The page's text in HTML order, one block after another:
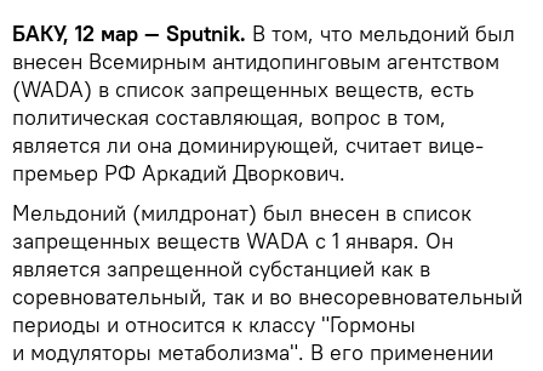
БАКУ, 12 мар — Sputnik. В том, что мельдоний был
внесен Всемирным антидопинговым агентством
(WADA) в список запрещенных веществ, есть
политическая составляющая, вопрос в том,
является ли она доминирующей, считает вице-
премьер РФ Аркадий Дворкович.
Мельдоний (милдронат) был внесен в список
запрещенных веществ WADA с 1 января. Он
является запрещенной субстанцией как в
соревновательный, так и во внесоревновательный
периоды и относится к классу "Гормоны
и модуляторы метаболизма". В его применении